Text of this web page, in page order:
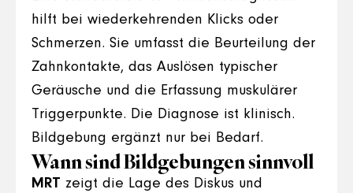
hilft bei wiederkehrenden Klicks oder
Schmerzen. Sie umfasst die Beurteilung der
Zahnkontakte, das Auslösen typischer
Geräusche und die Erfassung muskulärer
Triggerpunkte. Die Diagnose ist klinisch.
Bildgebung ergänzt nur bei Bedarf.
Wann sind Bildgebungen sinnvoll
MRT zeigt die Lage des Diskus und